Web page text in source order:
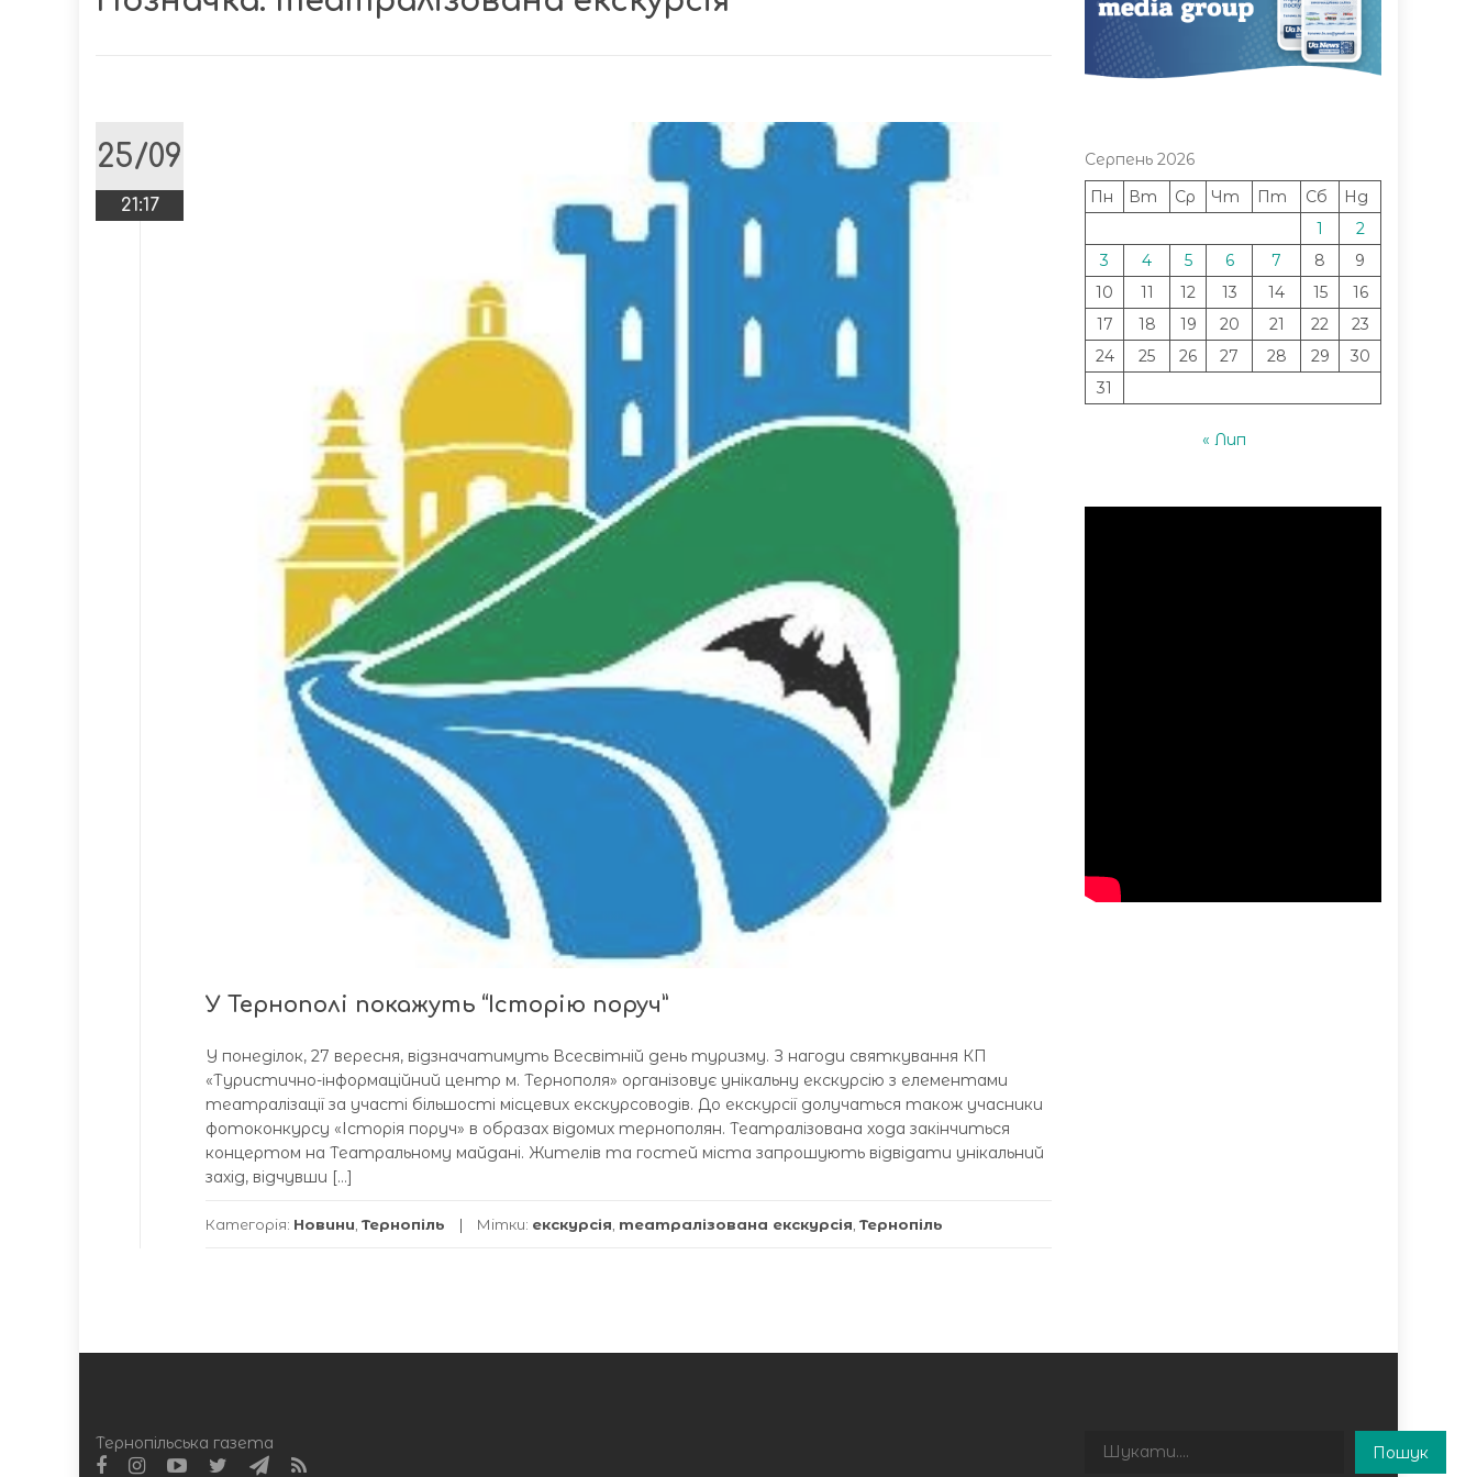
25/09
21:17
У Тернополі покажуть “Історію поруч”
У понеділок, 27 вересня, відзначатимуть Всесвітній день туризму. З нагоди святкування КП
«Туристично-інформаційний центр м. Тернополя» організовує унікальну екскурсію з елементами
театралізації за участі більшості місцевих екскурсоводів. До екскурсії долучаться також учасники
фотоконкурсу «Історія поруч» в образах відомих тернополян. Театралізована хода закінчиться
концертом на Театральному майдані. Жителів та гостей міста запрошують відвідати унікальний
захід, відчувши […]
Категорія: Новини Тернопіль Мітки: екскурсія театралізована екскурсія Тернопіль
Серпень 2026
Пн
Вт Ср Чт Пт Сб
Нд
1
2
3
4 5 6 7 8
9
10
11 12 13 14 15
16
17
18 19 20 21 22
23
24
25 26 27 28 29
30
31
« Лип
Тернопільська газета Пошук
Пошук